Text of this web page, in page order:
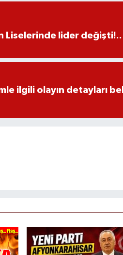
Liselerinde lider değişti!..
ilgili olayın detayları